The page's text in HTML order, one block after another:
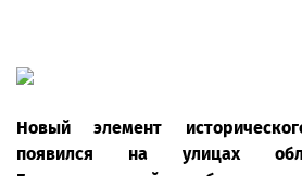
Новый элемент
появился на улицах